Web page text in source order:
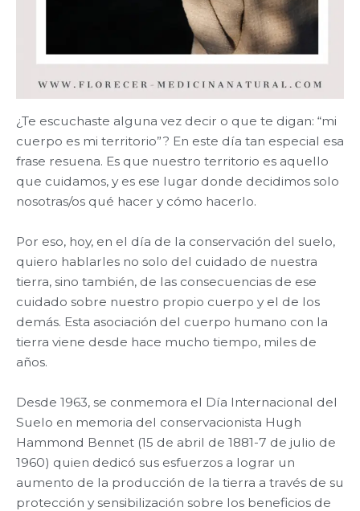
¿Te escuchaste alguna vez decir o que te digan: “mi
cuerpo es mi territorio”? En este día tan especial esa
frase resuena. Es que nuestro territorio es aquello
que cuidamos, y es ese lugar donde decidimos solo
nosotras/os qué hacer y cómo hacerlo.
Por eso, hoy, en el día de la conservación del suelo,
quiero hablarles no solo del cuidado de nuestra
tierra, sino también, de las consecuencias de ese
cuidado sobre nuestro propio cuerpo y el de los
demás. Esta asociación del cuerpo humano con la
tierra viene desde hace mucho tiempo, miles de
años.
Desde 1963, se conmemora el Día Internacional del
Suelo en memoria del conservacionista Hugh
Hammond Bennet (15 de abril de 1881-7 de julio de
1960) quien dedicó sus esfuerzos a lograr un
aumento de la producción de la tierra a través de su
protección y sensibilización sobre los beneficios de